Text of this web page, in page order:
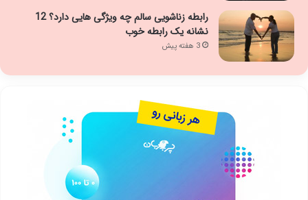
رابطه زناشویی سالم چه ویژگی هایی دارد؟ 12
نشانه یک رابطه خوب
3 هفته پیش